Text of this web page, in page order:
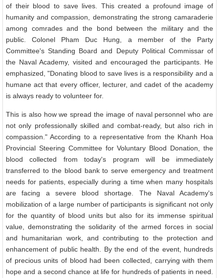
of their blood to save lives. This created a profound image of
humanity and compassion, demonstrating the strong camaraderie
among comrades and the bond between the military and the
public. Colonel Pham Duc Hung, a member of the Party
Committee's Standing Board and Deputy Political Commissar of
the Naval Academy, visited and encouraged the participants. He
emphasized, "Donating blood to save lives is a responsibility and a
humane act that every officer, lecturer, and cadet of the academy
is always ready to volunteer for.
This is also how we spread the image of naval personnel who are
not only professionally skilled and combat-ready, but also rich in
compassion." According to a representative from the Khanh Hoa
Provincial Steering Committee for Voluntary Blood Donation, the
blood collected from today's program will be immediately
transferred to the blood bank to serve emergency and treatment
needs for patients, especially during a time when many hospitals
are facing a severe blood shortage. The Naval Academy's
mobilization of a large number of participants is significant not only
for the quantity of blood units but also for its immense spiritual
value, demonstrating the solidarity of the armed forces in social
and humanitarian work, and contributing to the protection and
enhancement of public health. By the end of the event, hundreds
of precious units of blood had been collected, carrying with them
hope and a second chance at life for hundreds of patients in need.